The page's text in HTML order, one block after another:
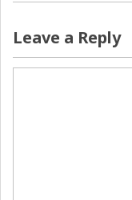
Leave a Reply